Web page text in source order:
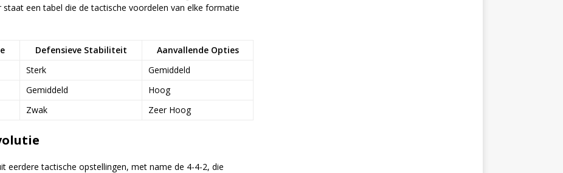
een tabel die de tactische voordelen van elke formatie
Defensieve Stabiliteit
Aanvallende Opties
Sterk
Gemiddeld
Gemiddeld
Hoog
Zwak Zeer Hoog
eerdere tactische opstellingen, met name de 4-4-2, die